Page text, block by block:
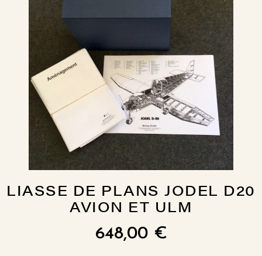
LIASSE DE PLANS JODEL D20
AVION ET ULM
648,00 €